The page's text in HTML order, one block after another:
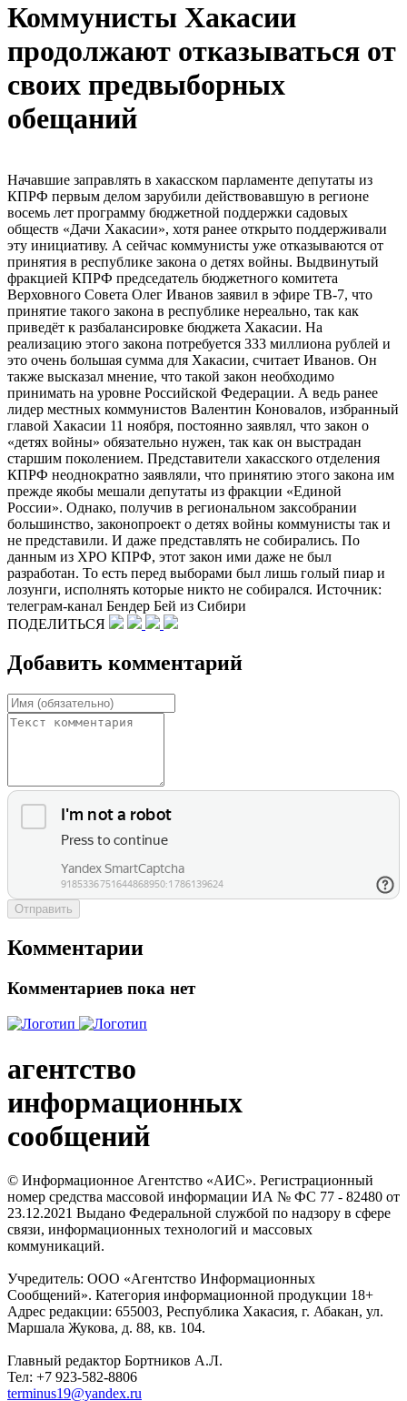
Коммунисты Хакасии
продолжают отказываться от
своих предвыборных
обещаний
Начавшие заправлять в хакасском парламенте депутаты из
КПРФ первым делом зарубили действовавшую в регионе
восемь лет программу бюджетной поддержки садовых
обществ «Дачи Хакасии», хотя ранее открыто поддерживали
эту инициативу. А сейчас коммунисты уже отказываются от
принятия в республике закона о детях войны. Выдвинутый
фракцией КПРФ председатель бюджетного комитета
Верховного Совета Олег Иванов заявил в эфире ТВ-7, что
принятие такого закона в республике нереально, так как
приведёт к разбалансировке бюджета Хакасии. На
реализацию этого закона потребуется 333 миллиона рублей и
это очень большая сумма для Хакасии, считает Иванов. Он
также высказал мнение, что такой закон необходимо
принимать на уровне Российской Федерации. А ведь ранее
лидер местных коммунистов Валентин Коновалов, избранный
главой Хакасии 11 ноября, постоянно заявлял, что закон о
«детях войны» обязательно нужен, так как он выстрадан
старшим поколением. Представители хакасского отделения
КПРФ неоднократно заявляли, что принятию этого закона им
прежде якобы мешали депутаты из фракции «Единой
России». Однако, получив в региональном заксобрании
большинство, законопроект о детях войны коммунисты так и
не представили. И даже представлять не собирались. По
данным из ХРО КПРФ, этот закон ими даже не был
разработан. То есть перед выборами был лишь голый пиар и
лозунги, исполнять которые никто не собирался. Источник:
телеграм-канал Бендер Бей из Сибири
ПОДЕЛИТЬСЯ
Добавить комментарий
Отправить
Комментарии
Комментариев пока нет
агентство
информационных
сообщений
© Информационное Агентство «АИС». Регистрационный
номер средства массовой информации ИА № ФС 77 - 82480 от
23.12.2021 Выдано Федеральной службой по надзору в сфере
связи, информационных технологий и массовых
коммуникаций.
Учредитель: ООО «Агентство Информационных
Сообщений». Категория информационной продукции 18+
Адрес редакции: 655003, Республика Хакасия, г. Абакан, ул.
Маршала Жукова, д. 88, кв. 104.
Главный редактор Бортников А.Л.
Тел: +7 923-582-8806
terminus19@yandex.ru